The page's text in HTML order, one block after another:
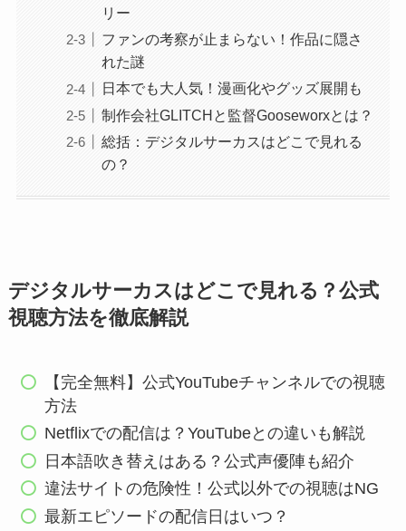
リー
ファンの考察が止まらない！作品に隠さ
れた謎
日本でも大人気！漫画化やグッズ展開も
制作会社GLITCHと監督Gooseworxとは？
総括：デジタルサーカスはどこで見れる
の？
デジタルサーカスはどこで見れる？公式
視聴方法を徹底解説
【完全無料】公式YouTubeチャンネルでの視聴
方法
Netflixでの配信は？YouTubeとの違いも解説
日本語吹き替えはある？公式声優陣も紹介
違法サイトの危険性！公式以外での視聴はNG
最新エピソードの配信日はいつ？